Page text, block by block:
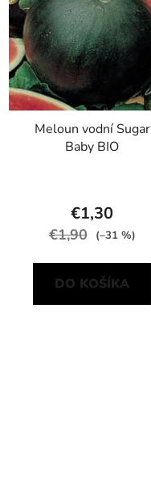
Meloun vodní Sugar
Baby BIO
€1,30
€1,90 (–31 %)
DO KOŠÍKA